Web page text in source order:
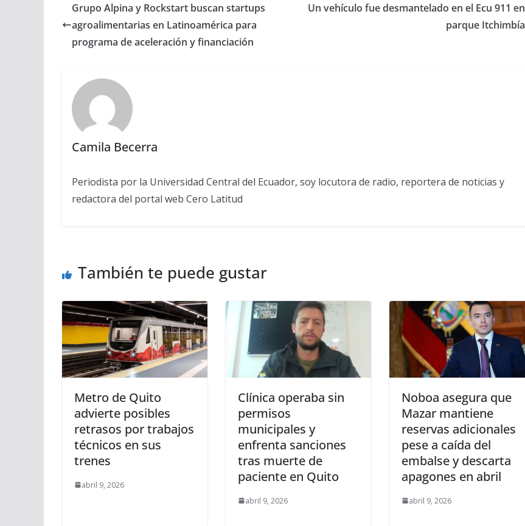
Grupo Alpina y Rockstart buscan startups
agroalimentarias en Latinoamérica para
programa de aceleración y financiación
Un vehículo fue desmantelado en el Ecu 911 en
parque Itchimbía
Camila Becerra
Periodista por la Universidad Central del Ecuador, soy locutora de radio, reportera de noticias y
redactora del portal web Cero Latitud
También te puede gustar
Metro de Quito
advierte posibles
retrasos por trabajos
técnicos en sus
trenes
abril 9, 2026
Clínica operaba sin
permisos
municipales y
enfrenta sanciones
tras muerte de
paciente en Quito
abril 9, 2026
Noboa asegura que
Mazar mantiene
reservas adicionales
pese a caída del
embalse y descarta
apagones en abril
abril 9, 2026